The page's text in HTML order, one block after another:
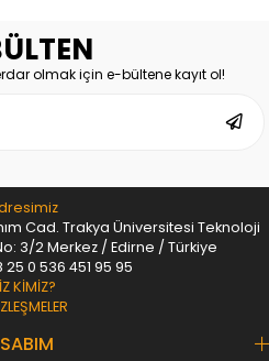
olmak için e-bültene kayıt ol!
Cad. Trakya Üniversitesi Teknoloji
3/2 Merkez / Edirne / Türkiye
25 0 536 451 95 95
KİMİZ?